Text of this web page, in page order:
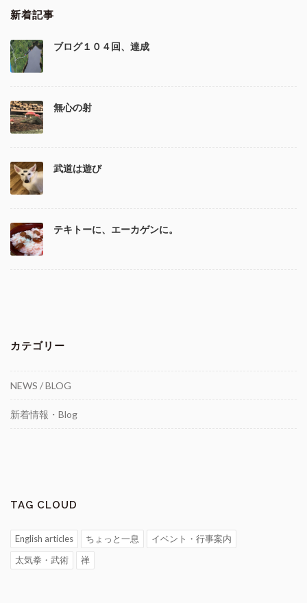
新着記事
ブログ１０４回、達成
無心の射
武道は遊び
テキトーに、エーカゲンに。
カテゴリー
NEWS / BLOG
新着情報・Blog
TAG CLOUD
English articles ちょっと一息
イベント・行事案内
太気拳・武術
禅